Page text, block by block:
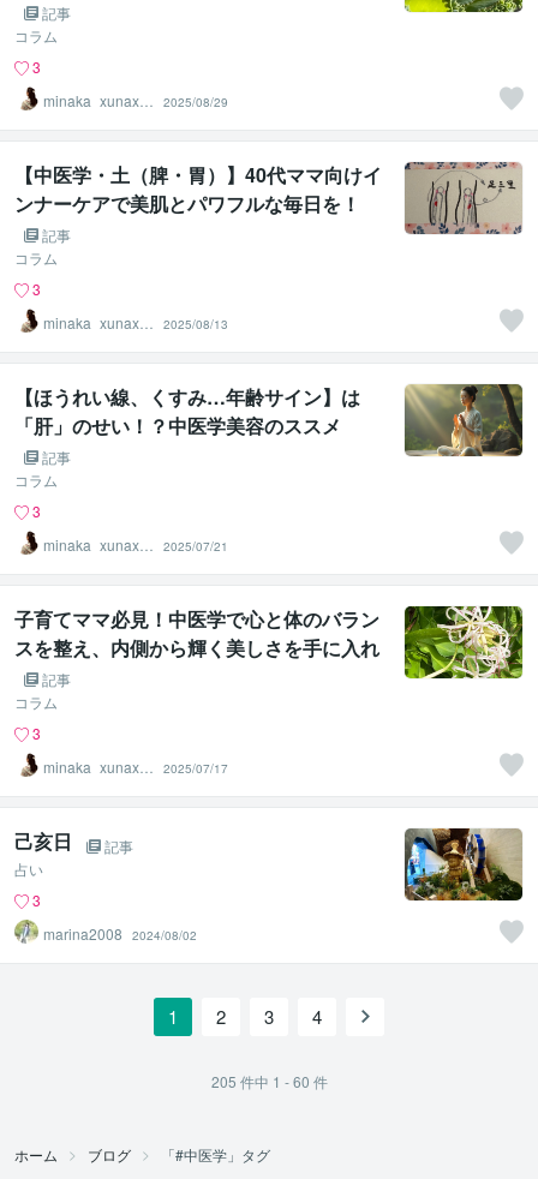
記事
コラム
3
minaka_xunaxi
2025/08/29
【中医学・土（脾・胃）】40代ママ向けイ
ンナーケアで美肌とパワフルな毎日を！
記事
コラム
3
minaka_xunaxi
2025/08/13
【ほうれい線、くすみ…年齢サイン】は
「肝」のせい！？中医学美容のススメ
記事
コラム
3
minaka_xunaxi
2025/07/21
子育てママ必見！中医学で心と体のバラン
スを整え、内側から輝く美しさを手に入れ
よう記事
コラム
3
minaka_xunaxi
2025/07/17
己亥日
記事
占い
3
marina2008
2024/08/02
1 2 3 4
205 件中 1 - 60 件
ホーム ブログ 「#中医学」タグ